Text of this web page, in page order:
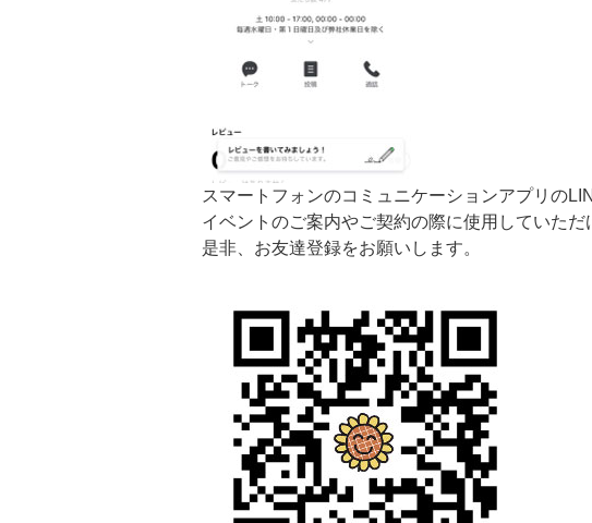
スマートフォンのコミュニケーションアプリの
イベントのご案内やご契約の際に使用していた
是非、お友達登録をお願いします。